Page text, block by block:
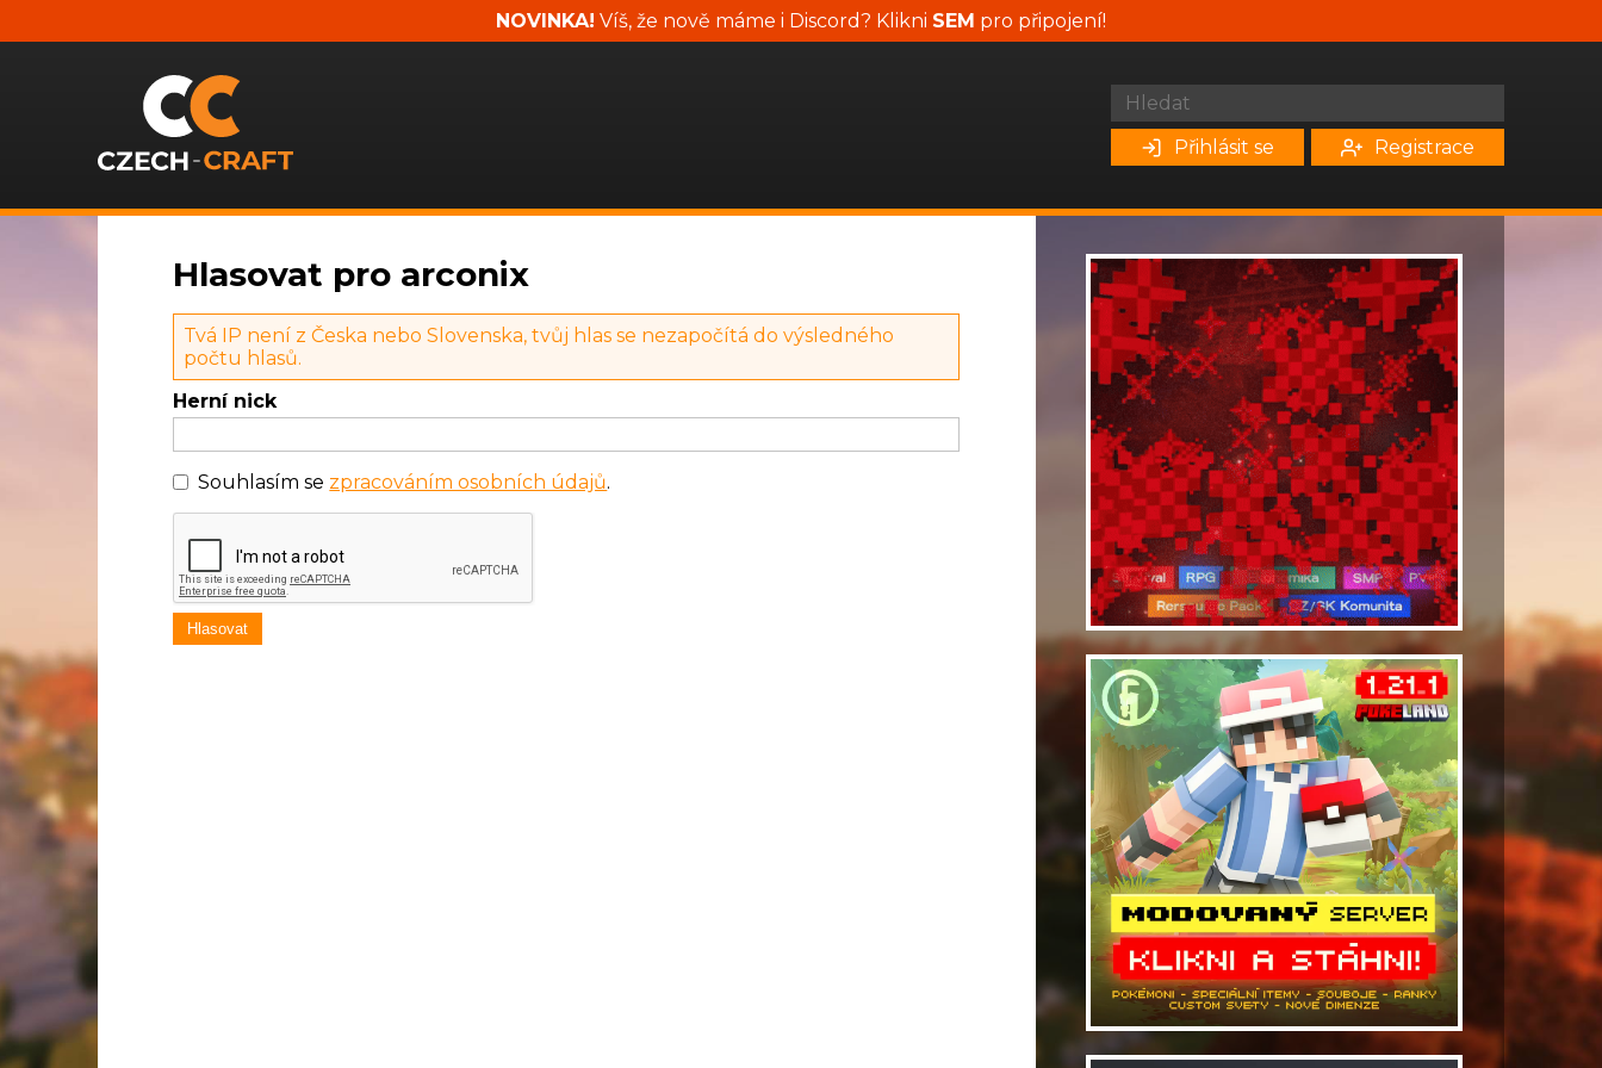
NOVINKA! Víš, že nově máme i Discord? Klikni SEM pro připojení!
Přihlásit se Registrace
Hlasovat pro arconix
Tvá IP není z Česka nebo Slovenska, tvůj hlas se nezapočítá do výsledného
počtu hlasů.
Herní nick
Souhlasím se zpracováním osobních údajů.
Hlasovat